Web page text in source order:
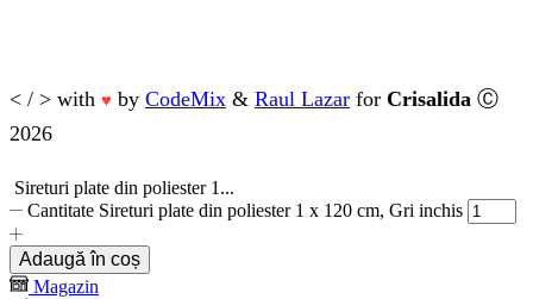
< / > with ♥ by CodeMix & Raul Lazar for Crisalida Ⓒ
2026
Sireturi plate din poliester 1...
Cantitate Sireturi plate din poliester 1 x 120 cm, Gri inchis
Adaugă în coș
Magazin